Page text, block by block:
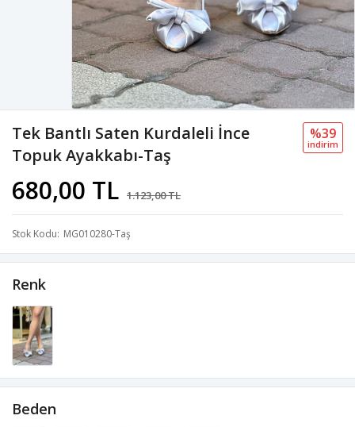
Tek Bantlı Saten Kurdaleli İnce
Topuk Ayakkabı-Taş
680,00 TL 1.123,00 TL
%39
i̇ndi̇ri̇m
Stok Kodu MG010280-Taş
Renk
Beden